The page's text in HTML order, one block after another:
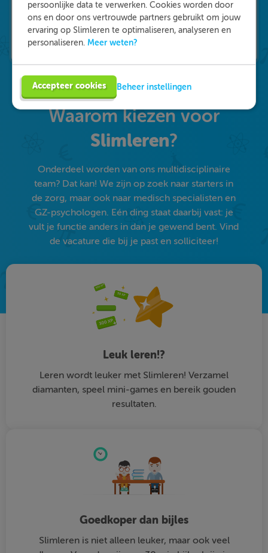
Waarom kiezen voor
Slimleren?
Onderdeel worden van ons multidisciplinaire
team? Dat kan! We zijn op zoek naar starters in
de zorg, maar ook naar medisch specialisten en
GZ-psychologen. Eén ding staat daarbij vast: je
vult je functie anders in dan je gewend bent. Vind
de vacature die bij je past en solliciteer!
Leuk leren!?
Leren wordt leuker met Slimleren! Verzamel
diamanten, speel mini-games en bereik gouden
resultaten.
Goedkoper dan bijles
Slimleren is niet alleen leuker, maar ook veel
persoonlijke data te verwerken. Cookies worden door
ons en door ons vertrouwde partners gebruikt om jouw
ervaring op Slimleren te optimaliseren, analyseren en
personaliseren. Meer weten?
Accepteer cookies Beheer instellingen